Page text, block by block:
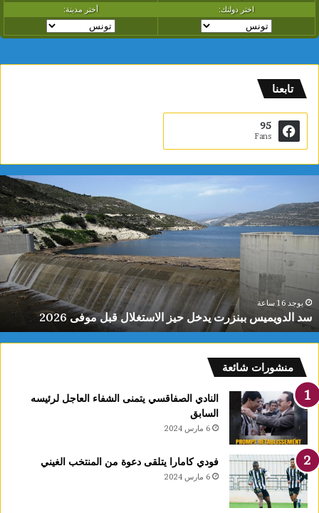
تابعنا
95
Fans
ا
ل
و
س
ب
ب
ر
ت
خ
ل
يوجد 16 ساعة
سد الدويميس ببنزرت يدخل حيز الاستغلال قبل موفى 2026
منشورات شائعة
النادي الصفاقسي يتمنى الشفاء العاجل لرئيسه
السابق
6 مارس 2024
فودي كامارا يتلقى دعوة من المنتخب الغيني
6 مارس 2024